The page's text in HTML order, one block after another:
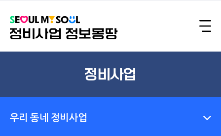
정비사업
우리 동네 정비사업